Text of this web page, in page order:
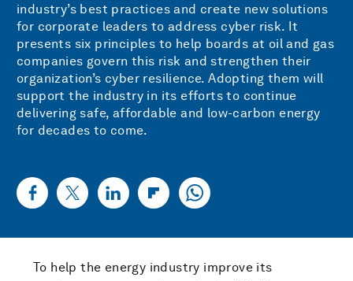
industry’s best practices and create new solutions
for corporate leaders to address cyber risk. It
presents six principles to help boards at oil and gas
companies govern this risk and strengthen their
organization’s cyber resilience. Adopting them will
support the industry in its efforts to continue
delivering safe, affordable and low-carbon energy
for decades to come.
To help the energy industry improve its